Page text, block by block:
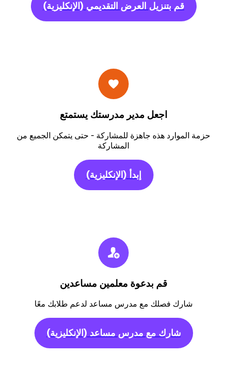
قم بتنزيل العرض التقديمي (الإنكليزية)
اجعل مدير مدرستك يستمتع
حزمة الموارد هذه جاهزة للمشاركة - حتى يتمكن الجميع من
المشاركة
إبدأ (الإنكليزية)
قم بدعوة معلمين مساعدين
شارك فصلك مع مدرس مساعد لدعم طلابك معًا
شارك مع مدرس مساعد (الإنكليزية)